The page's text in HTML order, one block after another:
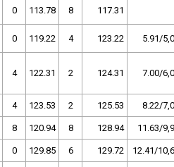
0 113.78 8 117.31
0 119.22 4 123.22 5.91/5,0
4 122.31 2 124.31 7.00/6,0
4 123.53 2 125.53 8.22/7,0
8 120.94 8 128.94 11.63/9,9
0 129.85 6 129.72 12.41/10,6